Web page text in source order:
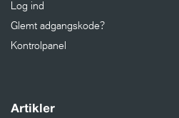
Log ind
Glemt adgangskode?
Kontrolpanel
Artikler